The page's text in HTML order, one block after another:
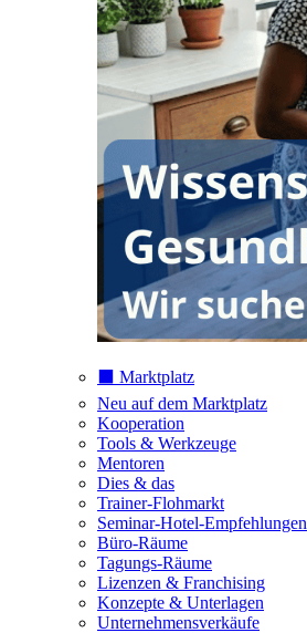
⬛️ Marktplatz
Neu auf dem Marktplatz
Kooperation
Tools & Werkzeuge
Mentoren
Dies & das
Trainer-Flohmarkt
Seminar-Hotel-Empfehlungen
Büro-Räume
Tagungs-Räume
Lizenzen & Franchising
Konzepte & Unterlagen
Unternehmensverkäufe